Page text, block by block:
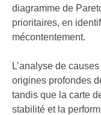
diagramme de
prioritaires, en
mécontentement.
L’analyse de
origines profondes
tandis que la carte
stabilité et la